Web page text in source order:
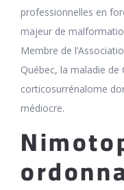
professionnelles en
majeur de
Membre de
Québec, la maladie de
corticosurrénalome
médiocre.